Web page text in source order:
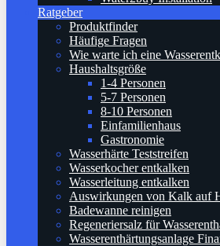
Ratgeber
Produktfinder
Häufige Fragen
Wie warte ich eine
Haushaltsgröße
1-4 Personen
5-7 Personen
8-10 Personen
Einfamilienhaus
Gastronomie
Wasserhärte Teststreifen
Wasserkocher entkalken
Wasserleitung entkalken
Auswirkungen von Kalk auf
Badewanne reinigen
Regeneriersalz für
Wasserenthärtungsanlage